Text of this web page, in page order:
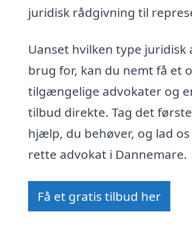
juridisk rådgivning til
Uanset hvilken type juridisk
brug for, kan du nemt få et
tilgængelige advokater og
tilbud direkte. Tag det
hjælp, du behøver, og lad
rette advokat i Dannemare.
Få et gratis tilbud her